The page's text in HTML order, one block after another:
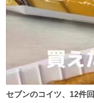
セブンのコイツ、12件